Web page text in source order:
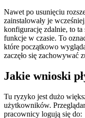
Nawet po usunięciu
zainstalowały je
konfigurację zdalnie, to ta
funkcje w czasie. To
które początkowo
zaczęło się zachowywać
Jakie wnioski
Tu ryzyko jest dużo
użytkowników.
pracownicy logują się do: